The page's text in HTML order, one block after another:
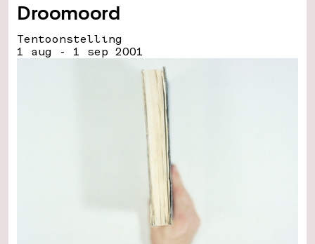
Droomoord
Tentoonstelling
1 aug - 1 sep 2001